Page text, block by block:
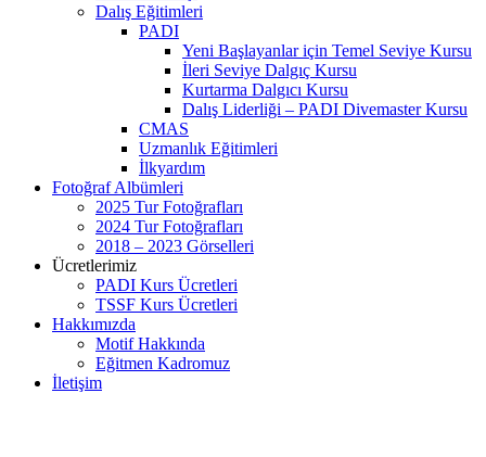
Dalış Eğitimleri
PADI
Yeni Başlayanlar için Temel Seviye Kursu
İleri Seviye Dalgıç Kursu
Kurtarma Dalgıcı Kursu
Dalış Liderliği – PADI Divemaster Kursu
CMAS
Uzmanlık Eğitimleri
İlkyardım
Fotoğraf Albümleri
2025 Tur Fotoğrafları
2024 Tur Fotoğrafları
2018 – 2023 Görselleri
Ücretlerimiz
PADI Kurs Ücretleri
TSSF Kurs Ücretleri
Hakkımızda
Motif Hakkında
Eğitmen Kadromuz
İletişim